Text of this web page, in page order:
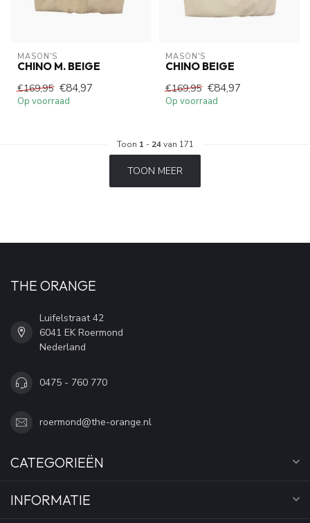
MASON'S
CHINO M. BEIGE
€169,95 €84,97
Op voorraad
MASON'S
CHINO BEIGE
€169,95 €84,97
Op voorraad
Toon 1 - 24van 171
TOON MEER
THE ORANGE
Luifelstraat 42
6041 EK Roermond
Nederland
0475 - 760 770
roermond@the-orange.nl
CATEGORIEËN
INFORMATIE